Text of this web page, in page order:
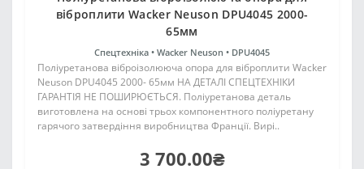
віброплити Wacker Neuson DPU4045 2000-
65мм
Спецтехніка • Wacker Neuson • DPU4045
Поліуретанова віброізолююча опора для віброплити Wacker
Neuson DPU4045 2000- 65мм НА ДЕТАЛІ СПЕЦТЕХНІКИ
ГАРАНТІЯ НЕ ПОШИРЮЄТЬСЯ. Поліуретанова деталь
виготовлена на основі трьох компонентного поліуретану
гарячого затвердіння виробництва Франції. Вирі..
3 700.00₴